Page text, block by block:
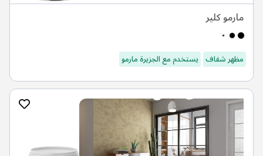
مارمو كلير
مظهر شفاف يستخدم مع الجزيرة مارمو